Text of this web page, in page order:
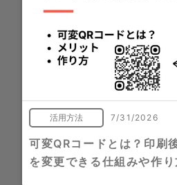
活用方法 7/31/2026
可変QRコードとは？印刷
を変更できる仕組みや作